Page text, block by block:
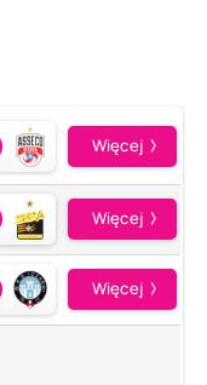
Więcej
Więcej
Więcej